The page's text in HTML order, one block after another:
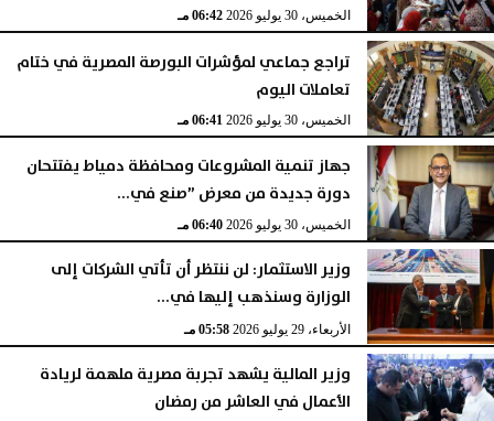
الخميس، 30 يوليو 2026 06:42 مـ
تراجع جماعي لمؤشرات البورصة المصرية في ختام
تعاملات اليوم
الخميس، 30 يوليو 2026 06:41 مـ
جهاز تنمية المشروعات ومحافظة دمياط يفتتحان
دورة جديدة من معرض ”صنع في...
الخميس، 30 يوليو 2026 06:40 مـ
وزير الاستثمار: لن ننتظر أن تأتي الشركات إلى
الوزارة وسنذهب إليها في...
الأربعاء، 29 يوليو 2026 05:58 مـ
وزير المالية يشهد تجربة مصرية ملهمة لريادة
الأعمال في العاشر من رمضان